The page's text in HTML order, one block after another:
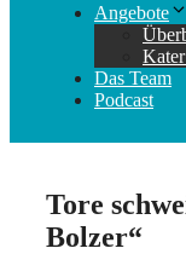
Angebote
Das Team
Podcast
Tore
Bolzer“